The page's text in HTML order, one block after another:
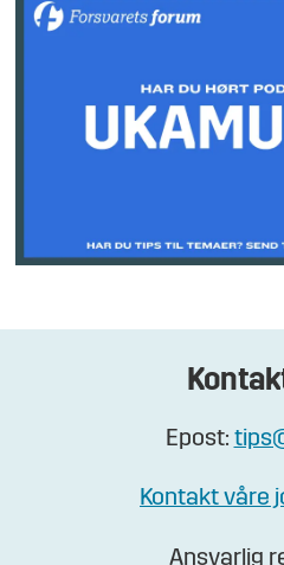
Epost:
Kontakt våre
Ansvarlig